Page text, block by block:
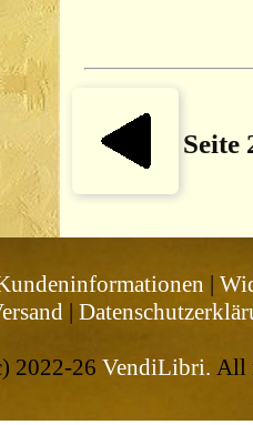
Seite
|
|
2022-26 VendiLibri. All